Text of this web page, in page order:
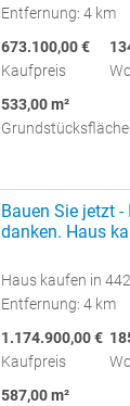
Entfernung: 4 km
673.100,00 €
Kaufpreis
533,00 m²
Grundstücksfläche
Bauen Sie jetzt
danken. Haus
Haus kaufen in
Entfernung: 4 km
1.174.900,00 €
Kaufpreis
587,00 m²